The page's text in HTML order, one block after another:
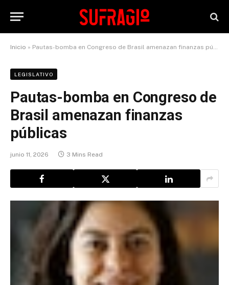
Inicio » Pautas-bomba en Congreso de Brasil amenazan finanzas públicas
LEGISLATIVO
Pautas-bomba en Congreso de
Brasil amenazan finanzas
públicas
junio 11, 2026 3 Mins Read